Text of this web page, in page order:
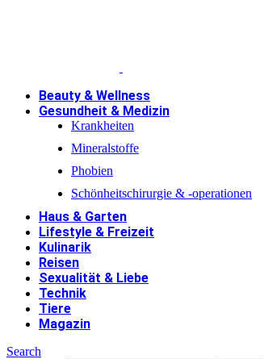
Beauty & Wellness
Gesundheit & Medizin
Krankheiten
Mineralstoffe
Phobien
Schönheitschirurgie & -operationen
Haus & Garten
Lifestyle & Freizeit
Kulinarik
Reisen
Sexualität & Liebe
Technik
Tiere
Magazin
Search